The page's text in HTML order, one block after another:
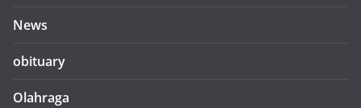
News
obituary
Olahraga